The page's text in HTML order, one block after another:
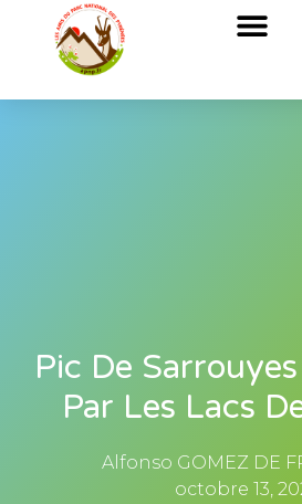
Pic De
Par Les Lacs
Alfonso GOMEZ DE
octobre 13,